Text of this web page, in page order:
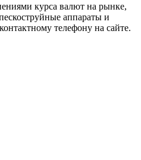
курса валют на рынке,
аппараты и
телефону на сайте.